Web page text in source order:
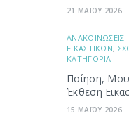
21 ΜΑΪΟΥ 2026
ΑΝΑΚΟΙΝΩΣΕΙΣ
ΕΙΚΑΣΤΙΚΩΝ,
ΚΑΤΗΓΟΡΙΑ
Ποίηση,
Έκθεση
15 ΜΑΪΟΥ 2026